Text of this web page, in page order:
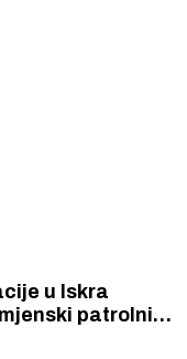
u Iskra
patrolni